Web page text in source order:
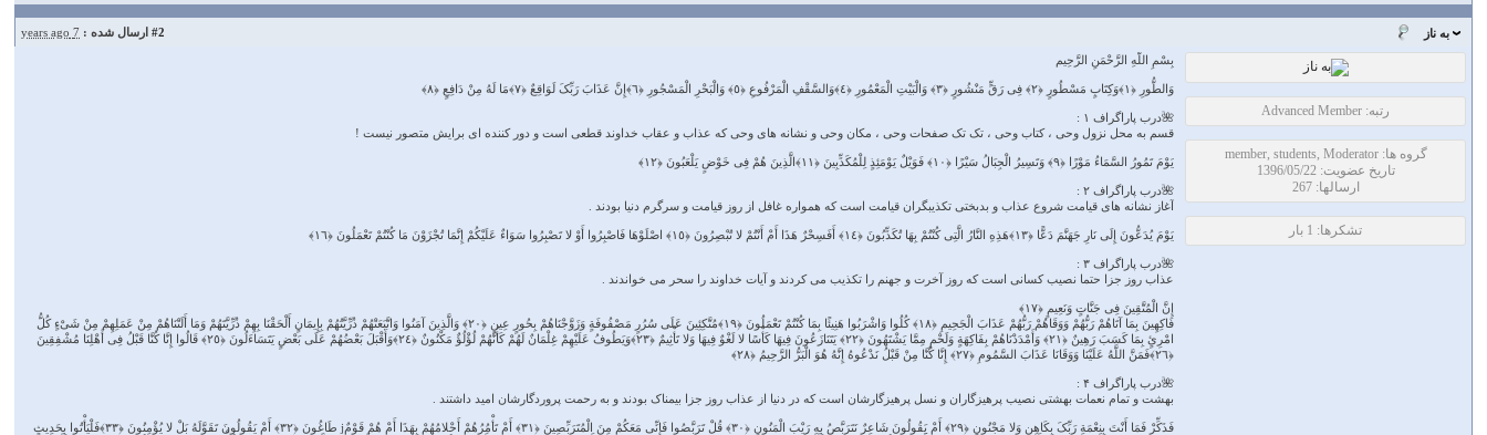
به ناز #2 ارسال شده : 7 years ago
رتبه: Advanced Member
گروه ها: member, students, Moderator
تاریخ عضویت: 1396/05/22
ارسالها: 267
تشکرها: 1 بار
بِسْمِ اللَّهِ الرَّحْمَنِ الرَّحِیم
وَالطُّورِ ﴿١﴾وَکِتَابٍ مَسْطُورٍ ﴿٢﴾ فِی رَقٍّ مَنْشُورٍ ﴿٣﴾ وَالْبَیْتِ الْمَعْمُورِ ﴿٤﴾وَالسَّقْفِ الْمَرْفُوعِ ﴿٥﴾ وَالْبَحْرِ الْمَسْجُورِ ﴿٦﴾إِنَّ عَذَابَ رَبِّکَ لَوَاقِعٌ ﴿٧﴾مَا لَهُ مِنْ دَافِعٍ ﴿٨﴾
🌺درب پاراگراف ۱ :
قسم به محل نزول وحی ، کتاب وحی ، تک تک صفحات وحی ، مکان وحی و نشانه های وحی که عذاب و عقاب خداوند قطعی است و دور کننده ای برایش متصور نیست !
یَوْمَ تَمُورُ السَّمَاءُ مَوْرًا ﴿٩﴾ وَتَسِیرُ الْجِبَالُ سَیْرًا ﴿١٠﴾ فَوَیْلٌ یَوْمَئِذٍ لِلْمُکَذِّبِینَ ﴿١١﴾الَّذِینَ هُمْ فِی خَوْضٍ یَلْعَبُونَ ﴿١٢﴾
🌺درب پاراگراف ۲ :
آغاز نشانه های قیامت شروع عذاب و بدبختی تکذیبگران قیامت است که همواره غافل از روز قیامت و سرگرم دنیا بودند .
یَوْمَ یُدَعُّونَ إِلَى نَارِ جَهَنَّمَ دَعًّا ﴿١٣﴾هَذِهِ النَّارُ الَّتِی کُنْتُمْ بِهَا تُکَذِّبُونَ ﴿١٤﴾ أَفَسِحْرٌ هَذَا أَمْ أَنْتُمْ لا تُبْصِرُونَ ﴿١٥﴾ اصْلَوْهَا فَاصْبِرُوا أَوْ لا تَصْبِرُوا سَوَاءٌ عَلَیْکُمْ إِنَّمَا تُجْزَوْنَ مَا کُنْتُمْ تَعْمَلُونَ ﴿١٦﴾
🌺درب پاراگراف ۳ :
عذاب روز جزا حتما نصیب کسانی است که روز آخرت و جهنم را تکذیب می کردند و آیات خداوند را سحر می خواندند .
إِنَّ الْمُتَّقِینَ فِی جَنَّاتٍ وَنَعِیمٍ ﴿١٧﴾
فَاکِهِینَ بِمَا آتَاهُمْ رَبُّهُمْ وَوَقَاهُمْ رَبُّهُمْ عَذَابَ الْجَحِیمِ ﴿١٨﴾ کُلُوا وَاشْرَبُوا هَنِیئًا بِمَا کُنْتُمْ تَعْمَلُونَ ﴿١٩﴾مُتَّکِئِینَ عَلَى سُرُرٍ مَصْفُوفَةٍ وَزَوَّجْنَاهُمْ بِحُورٍ عِینٍ ﴿٢٠﴾ وَالَّذِینَ آمَنُوا وَاتَّبَعَتْهُمْ ذُرِّیَّتُهُمْ بِإِیمَانٍ أَلْحَقْنَا بِهِمْ ذُرِّیَّتَهُمْ وَمَا أَلَتْنَاهُمْ مِنْ عَمَلِهِمْ مِنْ شَیْءٍ کُلُّ
امْرِئٍ بِمَا کَسَبَ رَهِینٌ ﴿٢١﴾ وَأَمْدَدْنَاهُمْ بِفَاکِهَةٍ وَلَحْمٍ مِمَّا یَشْتَهُونَ ﴿٢٢﴾ یَتَنَازَعُونَ فِیهَا کَأْسًا لا لَغْوٌ فِیهَا وَلا تَأْثِیمٌ ﴿٢٣﴾وَیَطُوفُ عَلَیْهِمْ غِلْمَانٌ لَهُمْ کَأَنَّهُمْ لُؤْلُؤٌ مَکْنُونٌ ﴿٢٤﴾وَأَقْبَلَ بَعْضُهُمْ عَلَى بَعْضٍ یَتَسَاءَلُونَ ﴿٢٥﴾ قَالُوا إِنَّا کُنَّا قَبْلُ فِی أَهْلِنَا مُشْفِقِینَ
﴿٢٦﴾فَمَنَّ اللَّهُ عَلَیْنَا وَوَقَانَا عَذَابَ السَّمُومِ ﴿٢٧﴾ إِنَّا کُنَّا مِنْ قَبْلُ نَدْعُوهُ إِنَّهُ هُوَ الْبَرُّ الرَّحِیمُ ﴿٢٨﴾
🌺درب پاراگراف ۴ :
بهشت و تمام نعمات بهشتی نصیب پرهیزگاران و نسل پرهیزگارشان است که در دنیا از عذاب روز جزا بیمناک بودند و به رحمت پروردگارشان امید داشتند .
فَذَکِّرْ فَمَا أَنْتَ بِنِعْمَةِ رَبِّکَ بِکَاهِنٍ وَلا مَجْنُونٍ ﴿٢٩﴾ أَمْ یَقُولُونَ شَاعِرٌ نَتَرَبَّصُ بِهِ رَیْبَ الْمَنُونِ ﴿٣٠﴾ قُلْ تَرَبَّصُوا فَإِنِّی مَعَکُمْ مِنَ الْمُتَرَبِّصِینَ ﴿٣١﴾ أَمْ تَأْمُرُهُمْ أَحْلامُهُمْ بِهَذَا أَمْ هُمْ قَوْمٌj طَاغُونَ ﴿٣٢﴾ أَمْ یَقُولُونَ تَقَوَّلَهُ بَلْ لا یُؤْمِنُونَ ﴿٣٣﴾فَلْیَأْتُوا بِحَدِیثٍ